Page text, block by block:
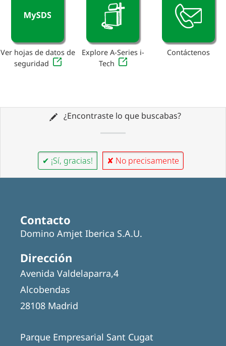
Ver hojas de datos de
seguridad
Explore A-Series i-
Tech
Contáctenos
¿Encontraste lo que buscabas?
✔ ¡Sí, gracias! ✘ No precisamente
Contacto
Domino Amjet Iberica S.A.U.
Dirección
Avenida Valdelaparra,4
Alcobendas
28108 Madrid
Parque Empresarial Sant Cugat